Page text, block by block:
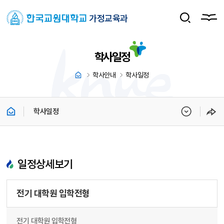
가정교육과
학사일정
학사안내 학사일정
학사일정
일정상세보기
전기 대학원 입학전형
전기 대학원 입학전형